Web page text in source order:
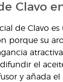
Clavo
de Clavo
porque su
el
y añada el